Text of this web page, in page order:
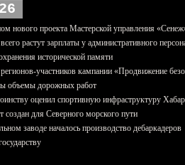
нового проекта Мастерской управления
растут зарплаты у административного
исторической памяти
участников кампании «Продвижение
объемы дорожных работ
оценил спортивную инфраструктуру
создан для Северного морского пути
заводе началось производство дебаркадеров